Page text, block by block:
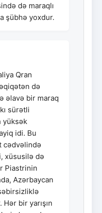
də maraqlı
şübhə yoxdur.
Qran
də
əlavə bir maraq
sürətli
yüksək
idi. Bu
cədvəlində
xüsusilə də
Piastrinin
Azərbaycan
bir yarışın